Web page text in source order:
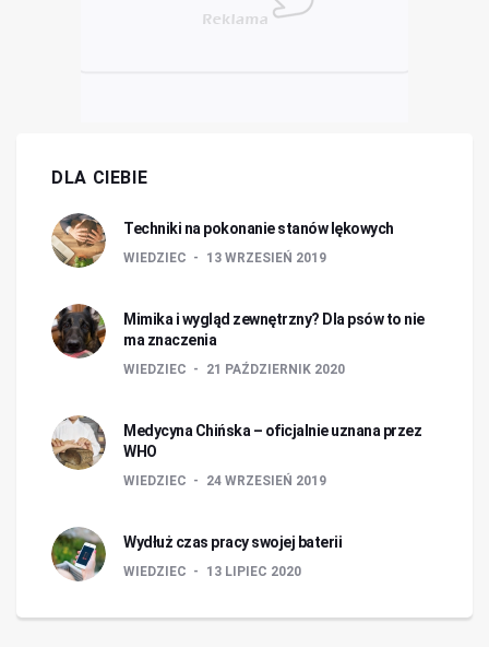
DLA CIEBIE
Techniki na pokonanie stanów lękowych
WIEDZIEC 13 WRZESIEŃ 2019
Mimika i wygląd zewnętrzny? Dla psów to nie
ma znaczenia
WIEDZIEC 21 PAŹDZIERNIK 2020
Medycyna Chińska – oficjalnie uznana przez
WHO
WIEDZIEC 24 WRZESIEŃ 2019
Wydłuż czas pracy swojej baterii
WIEDZIEC 13 LIPIEC 2020